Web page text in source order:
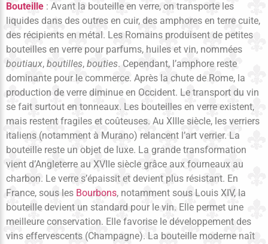
Bouteille : Avant la bouteille en verre, on transporte les
liquides dans des outres en cuir, des amphores en terre cuite,
des récipients en métal. Les Romains produisent de petites
bouteilles en verre pour parfums, huiles et vin, nommées
boutiaux, boutilles, bouties. Cependant, l’amphore reste
dominante pour le commerce. Après la chute de Rome, la
production de verre diminue en Occident. Le transport du vin
se fait surtout en tonneaux. Les bouteilles en verre existent,
mais restent fragiles et coûteuses. Au XIIIe siècle, les verriers
italiens (notamment à Murano) relancent l’art verrier. La
bouteille reste un objet de luxe. La grande transformation
vient d’Angleterre au XVIIe siècle grâce aux fourneaux au
charbon. Le verre s’épaissit et devient plus résistant. En
France, sous les Bourbons, notamment sous Louis XIV, la
bouteille devient un standard pour le vin. Elle permet une
meilleure conservation. Elle favorise le développement des
vins effervescents (Champagne). La bouteille moderne naît